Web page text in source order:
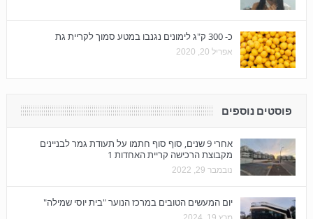
כ- 300 ק"ג לימונים נגנבו במטע סמוך לקריית גת
אפריל 20, 2020
פוסטים נוספים
אחרי 9 שנים, סוף סוף חתמו על תעודת גמר לבניינים
מקבוצת הרכישה קריית האחדות 1
נובמבר 29, 2022
יום המעשים הטובים במרכז הנוער "בית יוסי שמילה"